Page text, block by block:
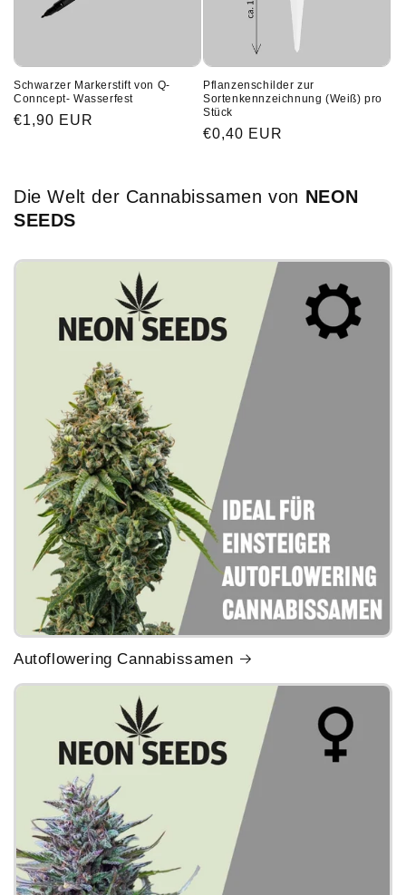
Schwarzer Markerstift von Q-
Conncept- Wasserfest
Normaler
€1,90 EUR
Pflanzenschilder zur
Sortenkennzeichnung (Weiß) pro
Stück
Normaler
€0,40 EUR
Die Welt der Cannabissamen von NEON
SEEDS
Autoflowering Cannabissamen